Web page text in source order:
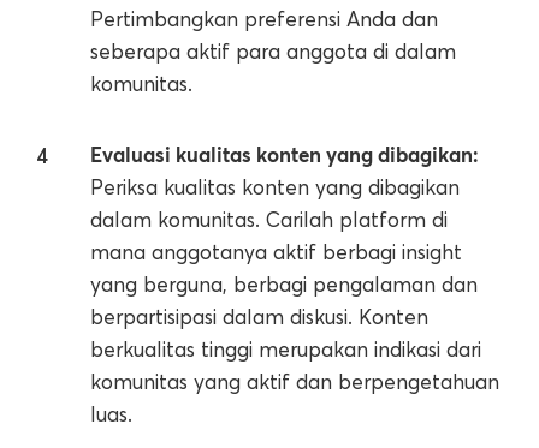
Pertimbangkan preferensi Anda dan
seberapa aktif para anggota di dalam
komunitas.
Evaluasi kualitas konten yang dibagikan:
Periksa kualitas konten yang dibagikan
dalam komunitas. Carilah platform di
mana anggotanya aktif berbagi insight
yang berguna, berbagi pengalaman dan
berpartisipasi dalam diskusi. Konten
berkualitas tinggi merupakan indikasi dari
komunitas yang aktif dan berpengetahuan
luas.